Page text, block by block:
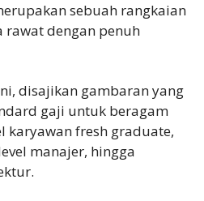
sebuah rangkaian
rawat dengan penuh
disajikan gambaran yang
gaji untuk beragam
fresh graduate,
manajer, hingga